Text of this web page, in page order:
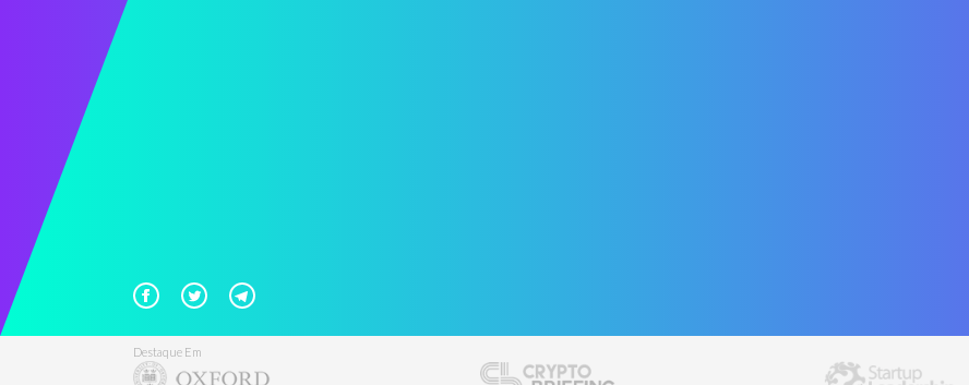
Destaque Em